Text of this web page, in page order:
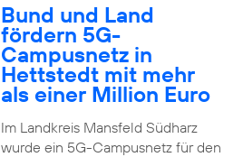
Bund und Land
fördern 5G-
Campusnetz in
Hettstedt mit mehr
als einer Million Euro
Im Landkreis Mansfeld Südharz
wurde ein 5G-Campusnetz für den